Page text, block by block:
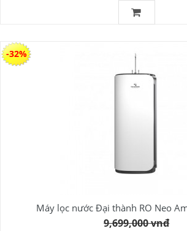
Máy lọc nước Đại thành RO Neo
9,699,000 vnđ
-32%